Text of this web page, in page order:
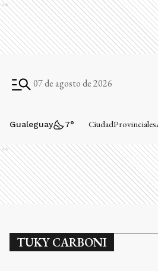
Ads
07 de agosto de 2026
Gualeguay 7° CiudadProvinciales
Ads
TUKY CARBONI